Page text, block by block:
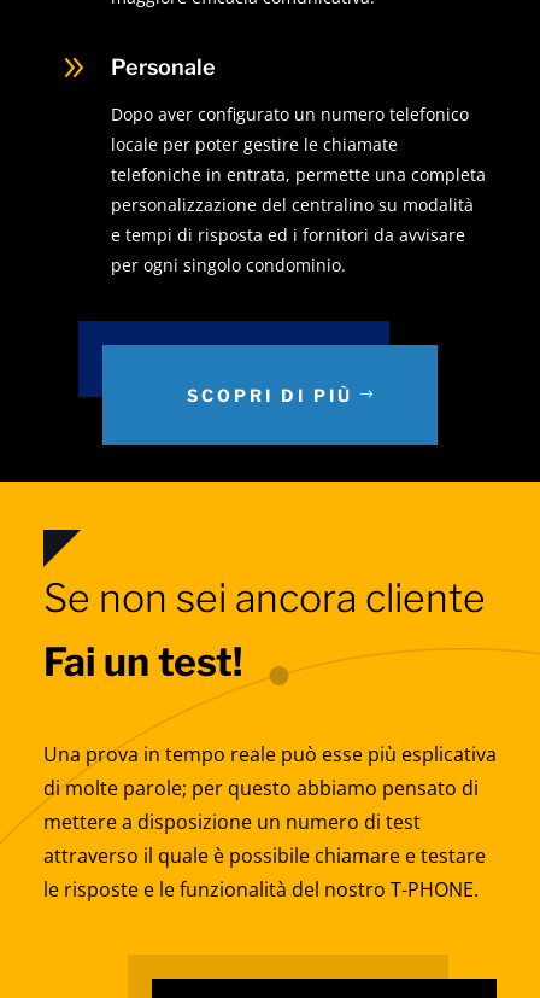
9 Personale
Dopo aver configurato un numero telefonico
locale per poter gestire le chiamate
telefoniche in entrata, permette una completa
personalizzazione del centralino su modalità
e tempi di risposta ed i fornitori da avvisare
per ogni singolo condominio.
SCOPRI DI PIÙ
Se non sei ancora cliente
Fai un test!
Una prova in tempo reale può esse più esplicativa
di molte parole; per questo abbiamo pensato di
mettere a disposizione un numero di test
attraverso il quale è possibile chiamare e testare
le risposte e le funzionalità del nostro T-PHONE.